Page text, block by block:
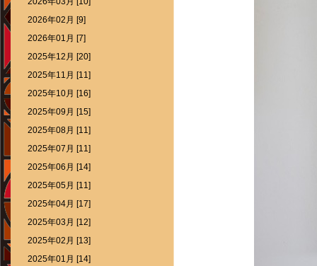
2026年02月 [9]
2026年01月 [7]
2025年12月 [20]
2025年11月 [11]
2025年10月 [16]
2025年09月 [15]
2025年08月 [11]
2025年07月 [11]
2025年06月 [14]
2025年05月 [11]
2025年04月 [17]
2025年03月 [12]
2025年02月 [13]
2025年01月 [14]